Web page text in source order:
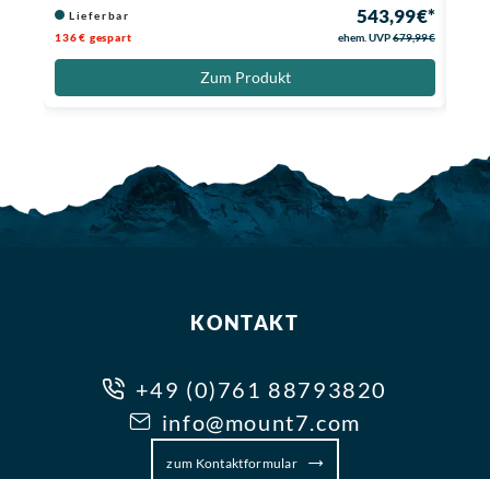
Lieferbar 543,99 €*
136 € gespart ehem. UVP679,99 €
Zum Produkt
KONTAKT
+49 (0)761 88793820
info@mount7.com
zum Kontaktformular